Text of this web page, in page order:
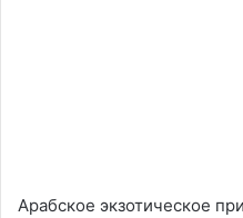
Арабское экзотическое